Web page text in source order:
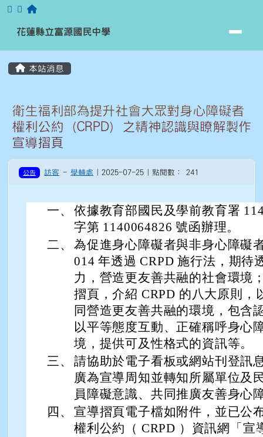
跳至主內容區
花蓮縣立富源國民中學
花蓮縣立富源國民中學
主內容區域
本站消息
衛生福利部為提升社會大眾對身心障礙者
權利公約（CRPD）之精神認識與瞭解製作
宣導摺頁
公告 訪客 - 學輔處 | 2025-07-25 | 點閱數： 241
一、 依據教育部國民及學前教育署
字第 1140064826 號函辦理。
二、 為促進身心障礙者與非身心障礙
014 年透過 CRPD 施行法，期待
力，營造更友善共融的社會環境
摺頁，介紹 CRPD 的八大原則，
同營造更友善共融的環境，包含
以平等態度互動、正確稱呼身心
境，提供可及性格式的資訊等。
三、 請協助於電子看板或網站刊登訊
廣為宣導周知並轉知所屬單位及
員障礙意識、共同推廣友善身心
四、 宣導摺頁電子檔如附件，並已公
權利公約（ CRPD ）資訊網「宣
頁尾區域